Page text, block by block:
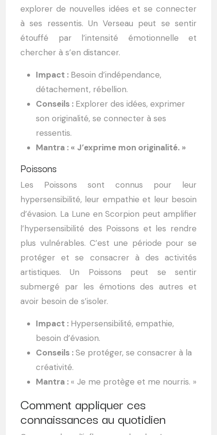
explorer de nouvelles idées et se connecter
à ses ressentis. Un Verseau peut se sentir
étouffé par l’intensité émotionnelle et
chercher à s’en distancer.
Impact : Besoin d’indépendance,
détachement, rébellion.
Conseils : Explorer des idées, exprimer
son originalité, se connecter à ses
ressentis.
Mantra : « J’exprime mon originalité. »
Poissons
Les Poissons sont connus pour leur
hypersensibilité, leur empathie et leur besoin
d’évasion. La Lune en Scorpion peut amplifier
l’hypersensibilité des Poissons et les rendre
plus vulnérables. C’est une période pour se
protéger et se consacrer à des activités
artistiques. Un Poissons peut se sentir
submergé par les émotions des autres et
avoir besoin de s’isoler.
Impact : Hypersensibilité, empathie,
besoin d’évasion.
Conseils :Se protéger, se consacrer à la
créativité.
Mantra : « Je me protège et me nourris. »
Comment appliquer ces
connaissances au quotidien